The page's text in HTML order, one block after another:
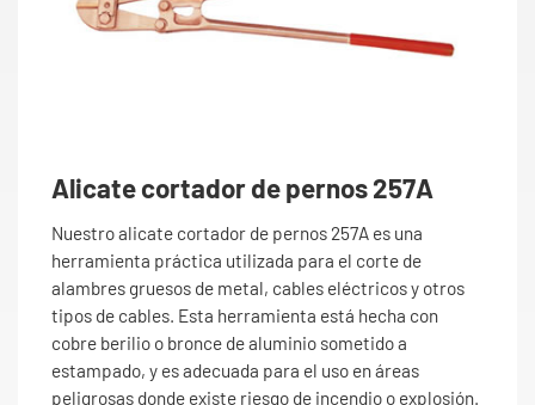
Alicate cortador de pernos 257A
Nuestro alicate cortador de pernos 257A es una
herramienta práctica utilizada para el corte de
alambres gruesos de metal, cables eléctricos y otros
tipos de cables. Esta herramienta está hecha con
cobre berilio o bronce de aluminio sometido a
estampado, y es adecuada para el uso en áreas
peligrosas donde existe riesgo de incendio o explosión.